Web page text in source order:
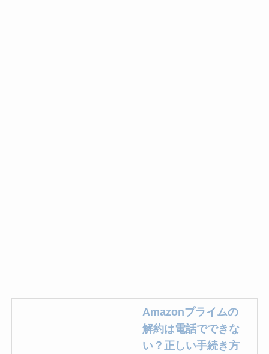
解約できない？バロ
ニーを電話から解約
する方法を完全攻略
Amazonプライムの
解約は電話でできな
い？正しい手続き方